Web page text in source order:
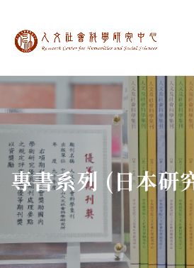
中央研究院
:::
專書系列 (日本研